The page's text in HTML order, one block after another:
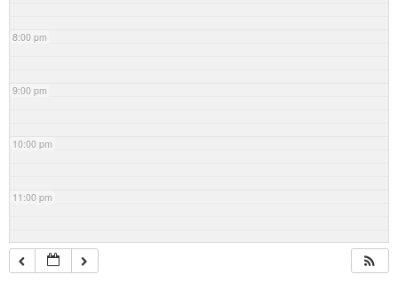
8:00 pm
9:00 pm
10:00 pm
11:00 pm